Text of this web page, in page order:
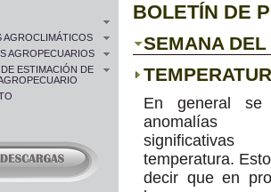
AGROCLIMÁTICOS
AGROPECUARIOS
ESTIMACIÓN DE
BOLETÍN DE
SEMANA
En general se
temperatura.
decir que en